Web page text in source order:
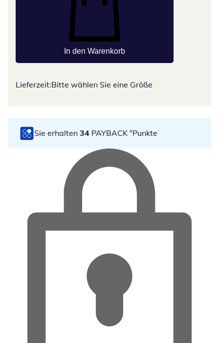
In den Warenkorb
Lieferzeit:Bitte wählen Sie eine Größe
Sie erhalten 34 PAYBACK °Punkte